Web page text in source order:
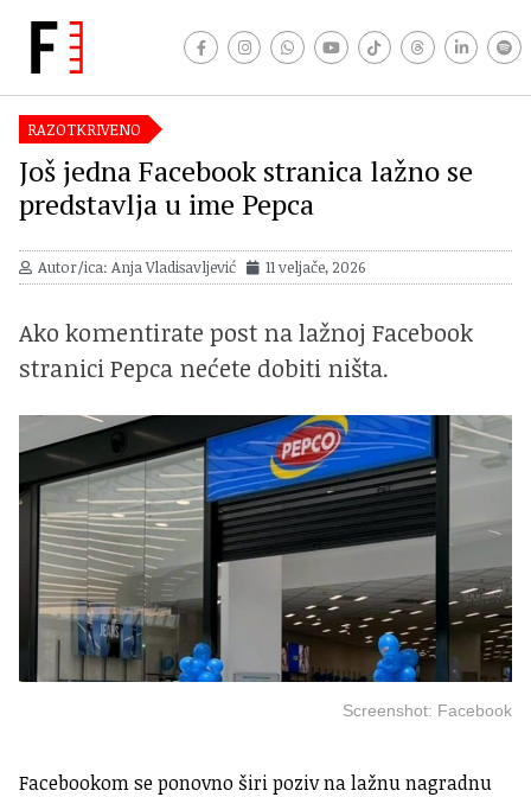
RAZOTKRIVENO
Još jedna Facebook stranica lažno se
predstavlja u ime Pepca
Autor/ica: Anja Vladisavljević 11 veljače, 2026
Ako komentirate post na lažnoj Facebook
stranici Pepca nećete dobiti ništa.
Screenshot: Facebook
Facebookom se ponovno širi poziv na lažnu nagradnu